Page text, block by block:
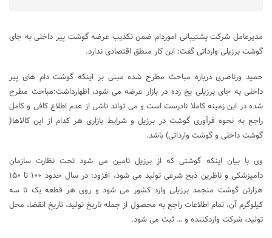
مدیرعامل شرکت پشتیبانی اموردام ضمن تکذیب عرضه گوشت پیر داخلی به جای
گوشت برزیلی وارداتی گفت: این کار منطق اقتصادی ندارد.
حمید ورناصری درباره مباحث مطرح شده مبنی بر اینکه گوشت دام های پیر
داخلی به جای برزیلی یخ زده در بازار عرضه می شود، اظهارداشت:مباحث مطرح
شده در این زمینه کاملا نادرست است و می تواند ناشی از عدم اطلاع کافی و کامل
راجع به نحوه فرآوری گوشت در برزیل و شرایط بازاری هر کدام از این کالاها(
گوشت داخلی و گوشت وارداتی) باشد.
وی با بیان اینکه گوشتی که از برزیل تامین می شود تحت نظارت سازمان
دامپزشکی و ناظرین ذبح شرعی تولید می شود، افزود: در سال حدود ۱۰۰ تا ۱۵۰
هزارتن گوشت منجمد برزیلی وارد کشور می شود و روی هر قطعه یک تا سه
کیلوگرم آن، تمام اطلاعات راجع به محصول از جمله تاریخ تولید، تاریخ انقضا، محل
تولید، شرکت واردکننده و … ثبت می شود.